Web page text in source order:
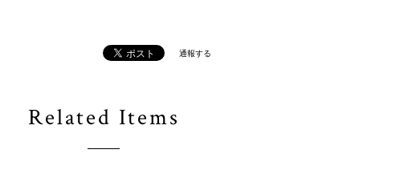
通報する
Related Items